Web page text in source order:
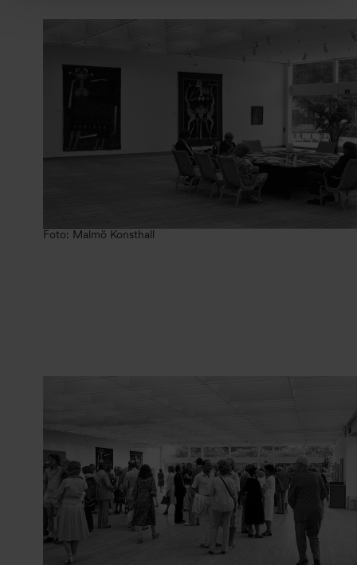
Foto: Malmö Konsthall